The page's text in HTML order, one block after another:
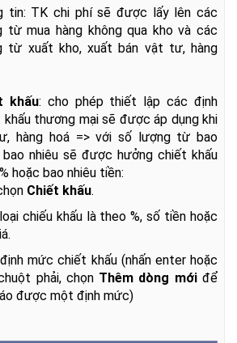
tin: TK chi phí sẽ được lấy lên các
từ mua hàng không qua kho và các
từ xuất kho, xuất bán vật tư, hàng
khấu: cho phép thiết lập các định
thương mại sẽ được áp dụng khi
hàng hoá => với số lượng từ bao
bao nhiêu sẽ được hưởng chiết khấu
hoặc bao nhiêu tiền:
Chiết khấu.
chiếu khấu là theo %, số tiền hoặc
mức chiết khấu (nhấn enter hoặc
phải, chọn Thêm dòng mớiđể
được một định mức)